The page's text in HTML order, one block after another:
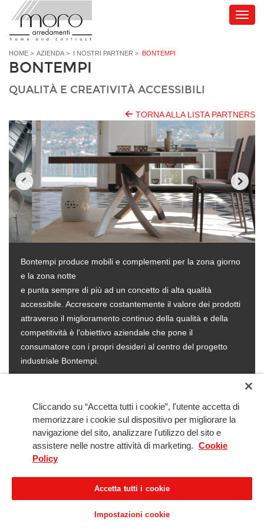
HOME > AZIENDA > I NOSTRI PARTNER > BONTEMPI
BONTEMPI
QUALITÀ E CREATIVITÀ ACCESSIBILI
TORNA ALLA LISTA PARTNERS
Bontempi produce mobili e complementi per la zona giorno
e la zona notte
e punta sempre di più ad un concetto di alta qualità
accessibile. Accrescere costantemente il valore dei prodotti
attraverso il miglioramento continuo della qualità e della
competitività è l'obiettivo aziendale che pone il
consumatore con i propri desideri al centro del progetto
industriale Bontempi.
Copyright © 2005-2026 Best Kitchens srl - società del gruppo Moro Arredamenti srl -
Varese n° 03298210125 - Cap. Soc. € 10.000,00 int. vers.
Solution by Tinext
Cliccando su “Accetta tutti i cookie”, l'utente accetta di
memorizzare i cookie sul dispositivo per migliorare la
navigazione del sito, analizzare l'utilizzo del sito e
assistere nelle nostre attività di marketing. Cookie
Policy
Accetta tutti i cookie
Impostazioni cookie